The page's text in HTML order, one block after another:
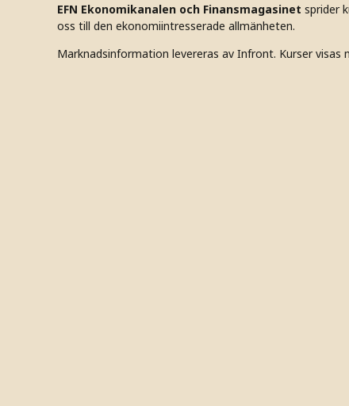
EFN Ekonomikanalen och Finansmagasinet sprider
oss till den ekonomiintresserade allmänheten.
Marknadsinformation levereras av Infront. Kurser visas